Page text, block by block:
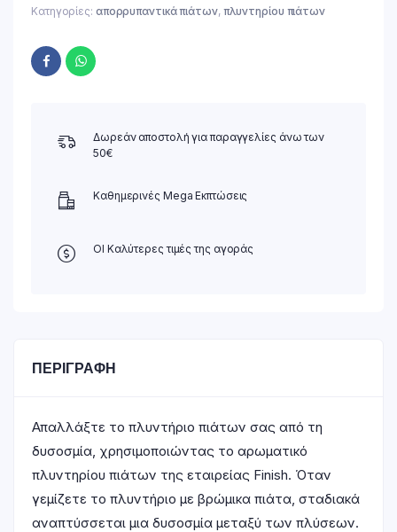
Κατηγορίες: απορρυπαντικά πιάτων, πλυντηρίου πιάτων
Δωρεάν αποστολή για παραγγελίες άνω των
50€
Καθημερινές Mega Εκπτώσεις
ΟΙ Καλύτερες τιμές της αγοράς
ΠΕΡΙΓΡΑΦΉ
Απαλλάξτε το πλυντήριο πιάτων σας από τη
δυσοσμία, χρησιμοποιώντας το αρωματικό
πλυντηρίου πιάτων της εταιρείας Finish. Όταν
γεμίζετε το πλυντήριο με βρώμικα πιάτα, σταδιακά
αναπτύσσεται μια δυσοσμία μεταξύ των πλύσεων.